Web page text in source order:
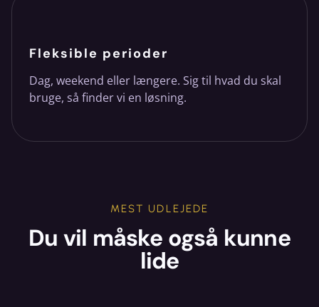
Fleksible perioder
Dag, weekend eller længere. Sig til hvad du skal
bruge, så finder vi en løsning.
MEST UDLEJEDE
Du vil måske også kunne
lide